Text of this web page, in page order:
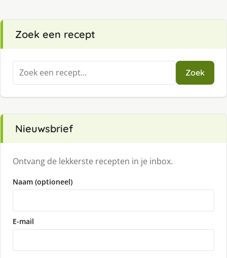
Zoek een recept
Zoeken
naar:
Zoek
Nieuwsbrief
Ontvang de lekkerste recepten in je inbox.
Naam (optioneel)
E-mail